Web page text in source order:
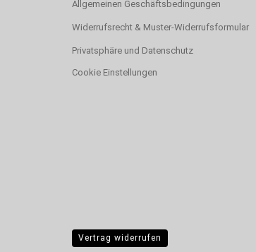
Allgemeinen Geschäftsbedingungen
Widerrufsrecht & Muster-Widerrufsformular
Privatsphäre und Datenschutz
Cookie Einstellungen
Vertrag widerrufen